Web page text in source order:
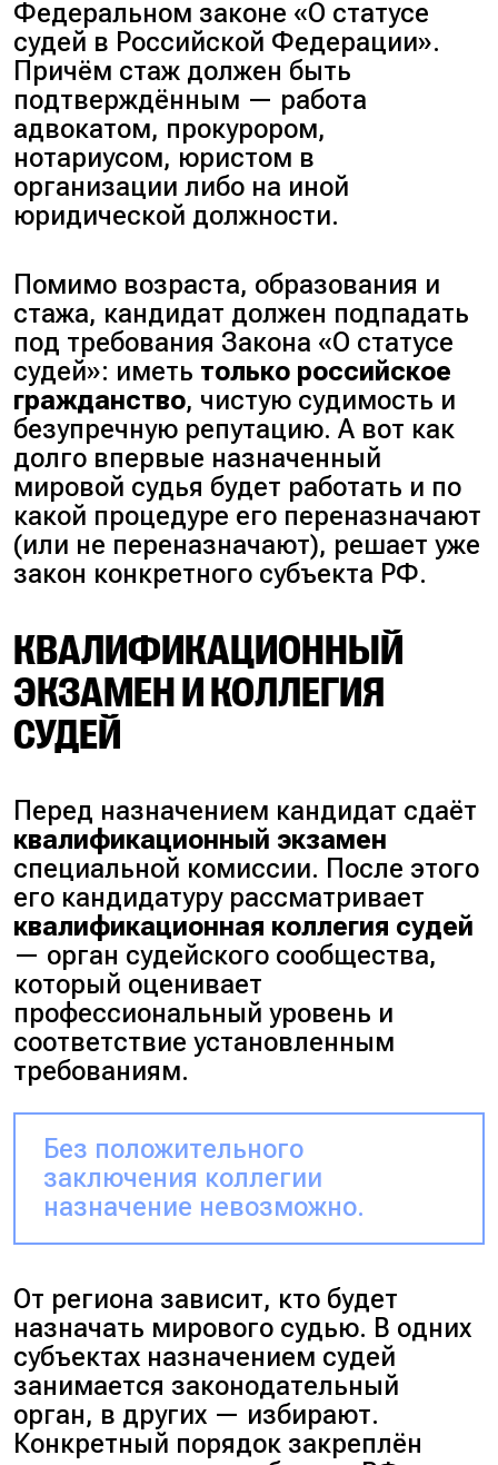
Федеральном законе «О статусе
судей в Российской Федерации».
Причём стаж должен быть
подтверждённым — работа
адвокатом, прокурором,
нотариусом, юристом в
организации либо на иной
юридической должности.
Помимо возраста, образования и
стажа, кандидат должен подпадать
под требования Закона «О статусе
судей»: иметь только российское
гражданство, чистую судимость и
безупречную репутацию. А вот как
долго впервые назначенный
мировой судья будет работать и по
какой процедуре его переназначают
(или не переназначают), решает уже
закон конкретного субъекта РФ.
КВАЛИФИКАЦИОННЫЙ
ЭКЗАМЕН И КОЛЛЕГИЯ
СУДЕЙ
Перед назначением кандидат сдаёт
квалификационный экзамен
специальной комиссии. После этого
его кандидатуру рассматривает
квалификационная коллегия судей
— орган судейского сообщества,
который оценивает
профессиональный уровень и
соответствие установленным
требованиям.
Без положительного
заключения коллегии
назначение невозможно.
От региона зависит, кто будет
назначать мирового судью. В одних
субъектах назначением судей
занимается законодательный
орган, в других — избирают.
Конкретный порядок закреплён